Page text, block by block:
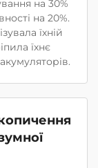
на 30%
на 20%.
їхній
їхнє